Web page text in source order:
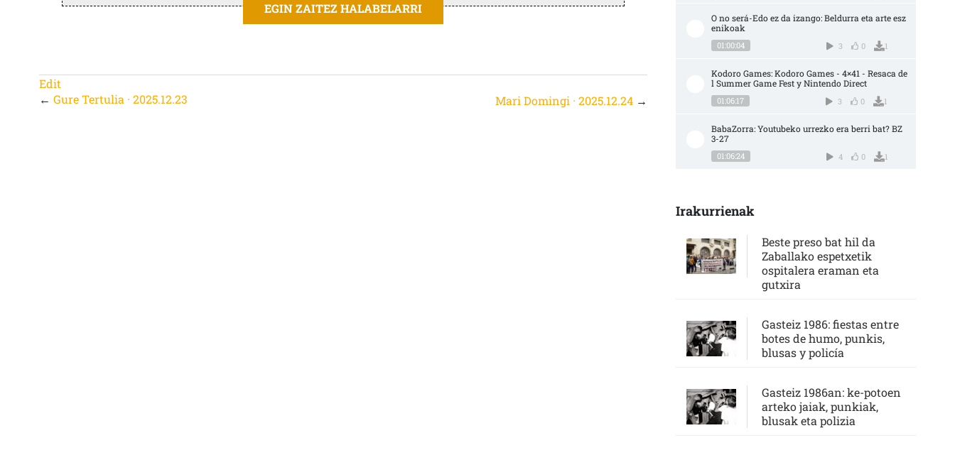
EGIN ZAITEZ HALABELARRI
Edit
←Gure Tertulia · 2025.12.23 Mari Domingi · 2025.12.24→
O no será-Edo ez da izango: Beldurra eta arte esz
enikoak
01:00:04 3 0 1
Kodoro Games: Kodoro Games - 4×41 - Resaca de
l Summer Game Fest y Nintendo Direct
01:06:17 3 0 1
BabaZorra: Youtubeko urrezko era berri bat? BZ
3-27
01:06:24 4 0 1
Irakurrienak
Beste preso bat hil da
Zaballako espetxetik
ospitalera eraman eta
gutxira
Gasteiz 1986: fiestas entre
botes de humo, punkis,
blusas y policía
Gasteiz 1986an: ke-potoen
arteko jaiak, punkiak,
blusak eta polizia